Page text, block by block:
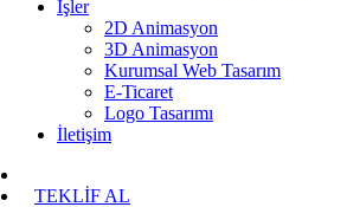
İşler
2D Animasyon
3D Animasyon
Kurumsal Web Tasarım
E-Ticaret
Logo Tasarımı
İletişim
TEKLİF AL